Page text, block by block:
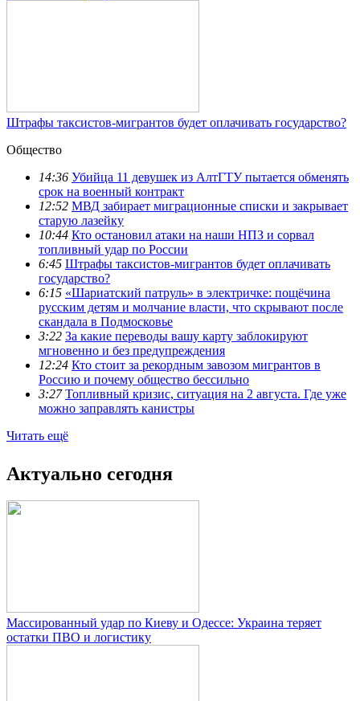
Штрафы таксистов-мигрантов будет оплачивать государство?
Общество
14:36 Убийца 11 девушек из АлтГТУ пытается обменять
срок на военный контракт
12:52 МВД забирает миграционные списки и закрывает
старую лазейку
10:44 Кто остановил атаки на наши НПЗ и сорвал
топливный удар по России
6:45 Штрафы таксистов-мигрантов будет оплачивать
государство?
6:15 «Шариатский патруль» в электричке: пощёчина
русским детям и молчание власти, что скрывают после
скандала в Подмосковье
3:22 За какие переводы вашу карту заблокируют
мгновенно и без предупреждения
12:24 Кто стоит за рекордным завозом мигрантов в
Россию и почему общество бессильно
3:27 Топливный кризис, ситуация на 2 августа. Где уже
можно заправлять канистры
Читать ещё
Актуально сегодня
Массированный удар по Киеву и Одессе: Украина теряет
остатки ПВО и логистику